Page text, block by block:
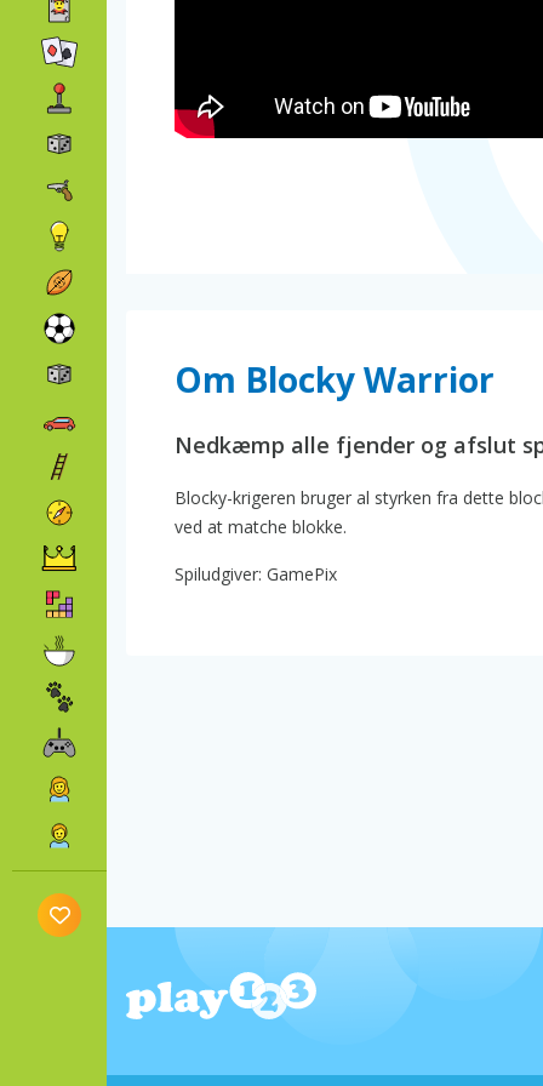
Om Blocky Warrior
Nedkæmp alle fjender og afslut
Blocky-krigeren bruger al styrken fra dette
ved at matche blokke.
Spiludgiver: GamePix